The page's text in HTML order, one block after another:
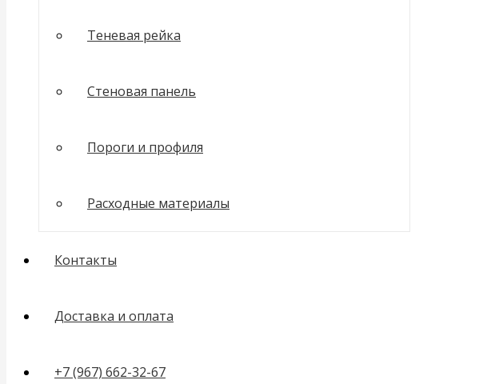
Теневая рейка
Стеновая панель
Пороги и профиля
Расходные материалы
Контакты
Доставка и оплата
+7 (967) 662-32-67